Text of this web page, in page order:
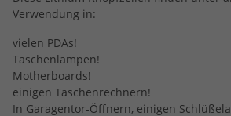
Verwendung in:
vielen PDAs!
Taschenlampen!
Motherboards!
einigen Taschenrechnern!
In Garagentor-Öffnern, einigen